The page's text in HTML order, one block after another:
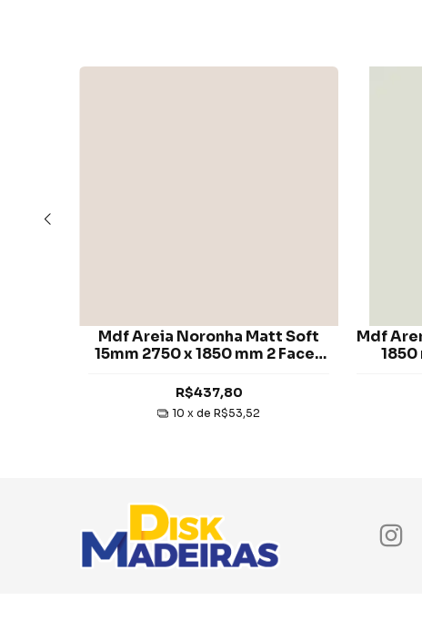
Mdf Areia Noronha Matt Soft
15mm 2750 x 1850 mm 2 Faces
R$437,80
10 x de R$53,52
Mdf
1850